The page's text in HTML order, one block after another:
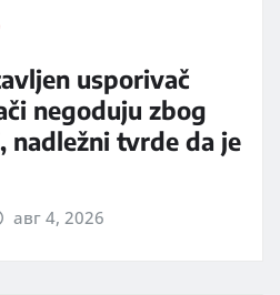
usporivač
negoduju zbog
nadležni tvrde da je
авг 4, 2026